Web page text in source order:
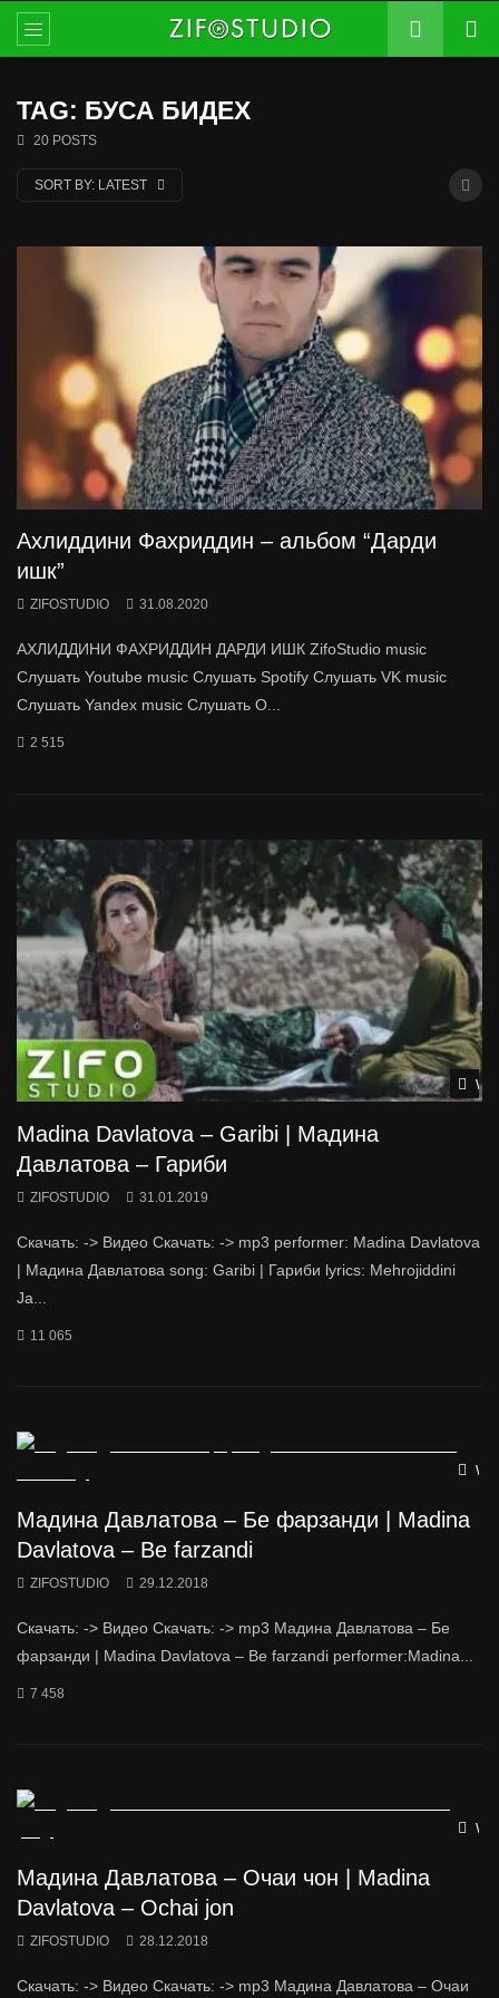
TAG: БУСА БИДЕХ
20 POSTS
SORT BY: LATEST
Ахлиддини Фахриддин – альбом “Дарди
ишк”
ZIFOSTUDIO 31.08.2020
АХЛИДДИНИ ФАХРИДДИН ДАРДИ ИШК ZifoStudio music
Слушать Youtube music Слушать Spotify Слушать VK music
Слушать Yandex music Слушать O...
2 515
Madina Davlatova – Garibi | Мадина
Давлатова – Гариби
ZIFOSTUDIO 31.01.2019
Скачать: -> Видео Скачать: -> mp3 performer: Madina Davlatova
| Мадина Давлатова song: Garibi | Гариби lyrics: Mehrojiddini
Ja...
11 065
Мадина Давлатова – Бе фарзанди | Madina
Davlatova – Be farzandi
ZIFOSTUDIO 29.12.2018
Скачать: -> Видео Скачать: -> mp3 Мадина Давлатова – Бе
фарзанди | Madina Davlatova – Be farzandi performer:Madina...
7 458
Мадина Давлатова – Очаи чон | Madina
Davlatova – Ochai jon
ZIFOSTUDIO 28.12.2018
Скачать: -> Видео Скачать: -> mp3 Мадина Давлатова – Очаи